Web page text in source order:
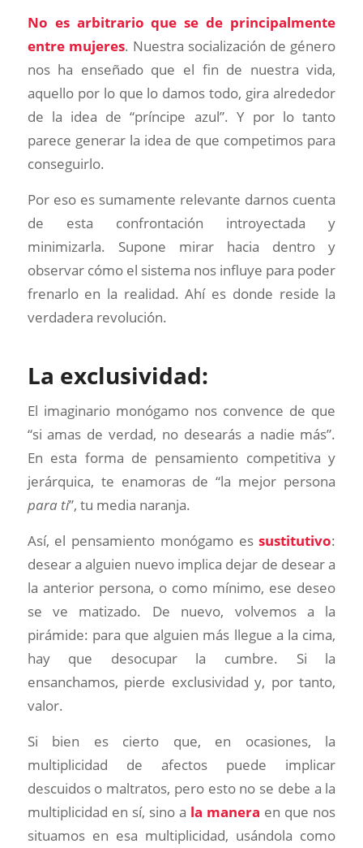
No es arbitrario que se de principalmente
entre mujeres. Nuestra socialización de género
nos ha enseñado que el fin de nuestra vida,
aquello por lo que lo damos todo, gira alrededor
de la idea de “príncipe azul”. Y por lo tanto
parece generar la idea de que competimos para
conseguirlo.
Por eso es sumamente relevante darnos cuenta
de esta confrontación introyectada y
minimizarla. Supone mirar hacia dentro y
observar cómo el sistema nos influye para poder
frenarlo en la realidad. Ahí es donde reside la
verdadera revolución.
La exclusividad:
El imaginario monógamo nos convence de que
“si amas de verdad, no desearás a nadie más”.
En esta forma de pensamiento competitiva y
jerárquica, te enamoras de “la mejor persona
para ti”, tu media naranja.
Así, el pensamiento monógamo essustitutivo:
desear a alguien nuevo implica dejar de desear a
la anterior persona, o como mínimo, ese deseo
se ve matizado. De nuevo, volvemos a la
pirámide: para que alguien más llegue a la cima,
hay que desocupar la cumbre. Si la
ensanchamos, pierde exclusividad y, por tanto,
valor.
Si bien es cierto que, en ocasiones, la
multiplicidad de afectos puede implicar
descuidos o maltratos, pero esto no se debe a la
multiplicidad en sí, sino a la manera en que nos
situamos en esa multiplicidad, usándola como